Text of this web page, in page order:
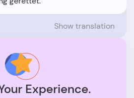
Show translation
Experience.